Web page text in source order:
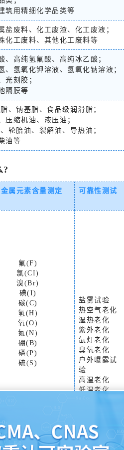
筑用精细化学品类等
盐废料、化工废渣、化工废液；
化工废料、其他化工废料等
高纯氢氟酸、高纯冰乙酸；
氢氧化钾溶液、氢氧化钠溶液；
光刻胶；
隔膜等
、钠基脂、食品级润滑脂；
压缩机油、液压油；
轮胎油、裂解油、导热油；
油等
?
属元素含量测定 可靠性测试
氟(F)
氯(CI)
溴(Br)
碘(I)
碳(C)
氢(H)
氧(O)
氮(N)
硼(B)
磷(P)
硫(S)
盐雾试验
热空气老化
湿热老化
紫外老化
氙灯老化
臭氧老化
户外曝露试
验
高温老化
低温老化
H2S/SO2老
化试验
仪器测试
气相色谱液相色